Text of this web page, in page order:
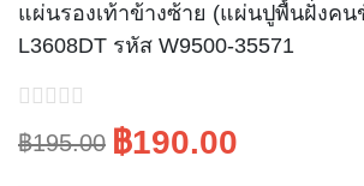
แผ่นรองเท้าข้างซ้าย (แผ่นปูพื้นฝั่งคน
L3608DT รหัส W9500-35571
฿195.00
Original
฿190.00
Current